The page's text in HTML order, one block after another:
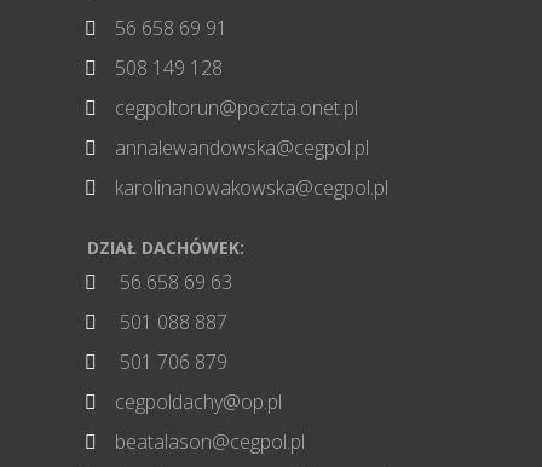
 56 658 69 91
 508 149 128
 cegpoltorun@poczta.onet.pl
 annalewandowska@cegpol.pl
 karolinanowakowska@cegpol.pl
DZIAŁ DACHÓWEK:
 56 658 69 63
 501 088 887
 501 706 879
 cegpoldachy@op.pl
 beatalason@cegpol.pl